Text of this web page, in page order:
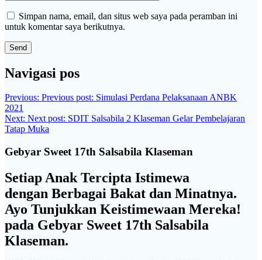
Simpan nama, email, dan situs web saya pada peramban ini
untuk komentar saya berikutnya.
Navigasi pos
Previous: Previous post: Simulasi Perdana Pelaksanaan ANBK
2021
Next: Next post: SDIT Salsabila 2 Klaseman Gelar Pembelajaran
Tatap Muka
Gebyar Sweet 17th Salsabila Klaseman
Setiap Anak Tercipta Istimewa
dengan Berbagai Bakat dan Minatnya.
Ayo Tunjukkan Keistimewaan Mereka!
pada Gebyar Sweet 17th Salsabila
Klaseman.